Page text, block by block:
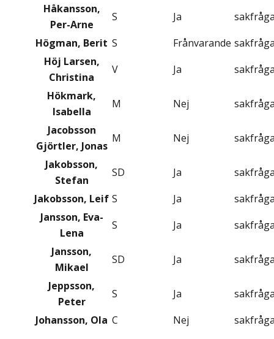
Håkansson,
Per-Arne
S Ja
Högman, Berit S Frånvarande
Höj Larsen,
Christina
V Ja
Hökmark,
Isabella
M Nej
Jacobsson
Gjörtler, Jonas
M Nej
Jakobsson,
Stefan
SD Ja
Jakobsson, Leif S Ja
Jansson, Eva-
Lena
S Ja
Jansson,
Mikael
SD Ja
Jeppsson,
Peter
S Ja
Johansson, Ola C Nej